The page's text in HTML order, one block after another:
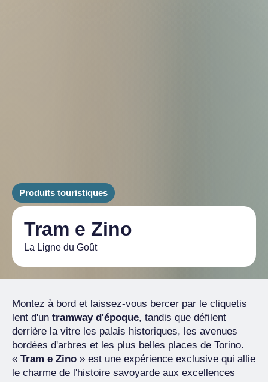
Produits touristiques
Tram e Zino
La Ligne du Goût
Montez à bord et laissez-vous bercer par le cliquetis
lent d'un tramway d'époque, tandis que défilent
derrière la vitre les palais historiques, les avenues
bordées d'arbres et les plus belles places de Torino.
« Tram e Zino » est une expérience exclusive qui allie
le charme de l'histoire savoyarde aux excellences